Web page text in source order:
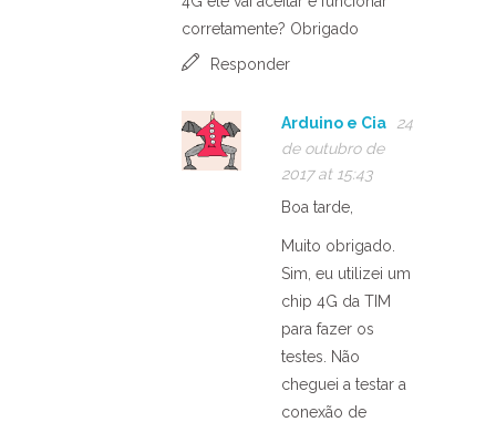
corretamente? Obrigado
Responder
Arduino e Cia
24
de outubro de
2017 at 15:43
Boa tarde,
Muito obrigado.
Sim, eu utilizei um
chip 4G da TIM
para fazer os
testes. Não
cheguei a testar a
conexão de